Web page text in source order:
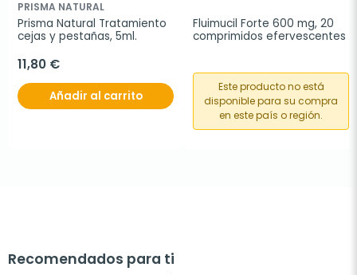
PRISMA NATURAL
Prisma Natural Tratamiento
cejas y pestañas, 5ml.
11,80 €
Añadir al carrito
Fluimucil Forte 600 mg, 20
comprimidos efervescentes
Este producto no está
disponible para su compra
en este país o región.
Recomendados para ti